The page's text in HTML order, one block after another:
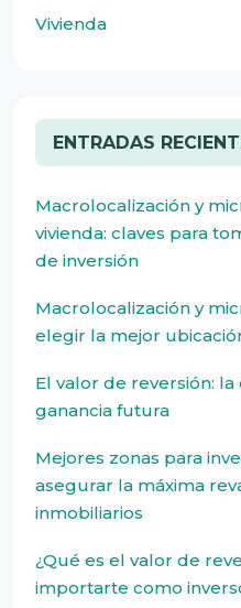
Vivienda
ENTRADAS
Macrolocalización y
vivienda: claves para
de inversión
Macrolocalización y
elegir la mejor
El valor de reversión:
ganancia futura
Mejores zonas para
asegurar la máxima
inmobiliarios
¿Qué es el valor de
importarte como